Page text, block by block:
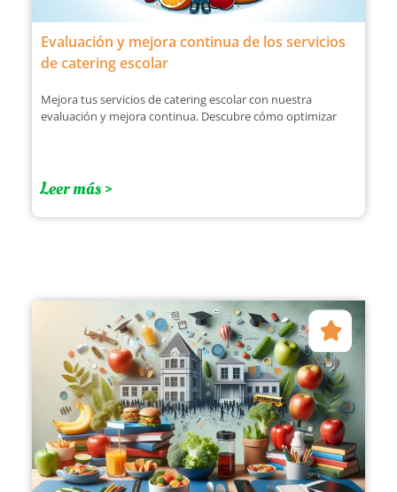
Evaluación y mejora continua de los servicios
de catering escolar
Mejora tus servicios de catering escolar con nuestra
evaluación y mejora continua. Descubre cómo optimizar
Leer más >